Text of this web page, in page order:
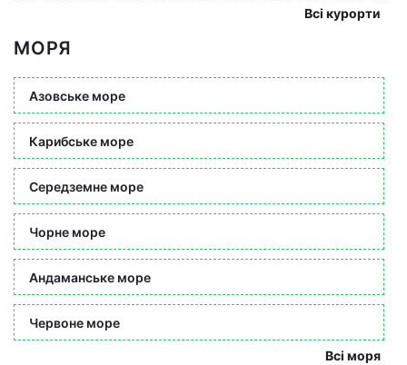
Всі курорти
МОРЯ
Азовське море
Карибське море
Середземне море
Чорне море
Андаманське море
Червоне море
Всі моря